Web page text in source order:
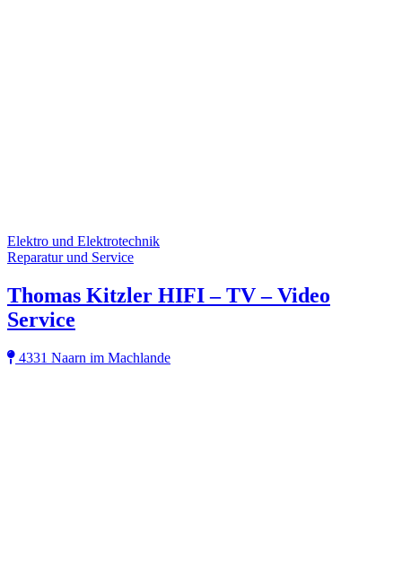
Elektro und Elektrotechnik
Reparatur und Service
Thomas Kitzler HIFI – TV – Video
Service
4331 Naarn im Machlande